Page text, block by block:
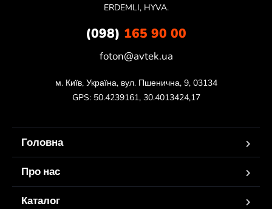
ERDEMLI, HYVA.
(098) 165 90 00
foton@avtek.ua
м. Київ, Україна, вул. Пшенична, 9, 03134
GPS: 50.4239161, 30.4013424,17
Головна
Про нас
Каталог